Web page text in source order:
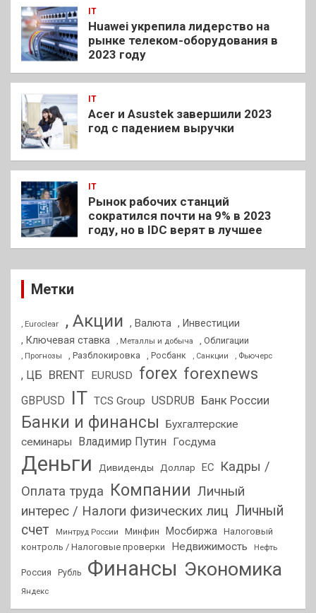
IT
Huawei укрепила лидерство на
рынке телеком-оборудования в
2023 году
IT
Acer и Asustek завершили 2023
год с падением выручки
IT
Рынок рабочих станций
сократился почти на 9% в 2023
году, но в IDC верят в лучшее
Метки
, Euroclear , Акции , Валюта
, Инвестиции
, Ключевая ставка
, Металлы и добыча , Облигации
, Прогнозы , Разблокировка , Росбанк , Санкции , Фьючерс
, ЦБ BRENT EURUSD forex forexnews
GBPUSD IT TCS Group USDRUB Банк России
Банки и финансы
Бухгалтерские
семинары
Владимир Путин Госдума
Деньги Дивиденды Доллар ЕС
Кадры /
Оплата труда Компании Личный
интерес / Налоги физических лиц Личный
счет
Минтруд России Минфин Мосбиржа
Налоговый
контроль / Налоговые проверки
Недвижимость Нефть
Россия Рубль Финансы Экономика
Яндекс